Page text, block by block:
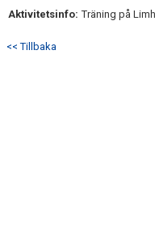
Aktivitetsinfo: Träning på
<< Tillbaka